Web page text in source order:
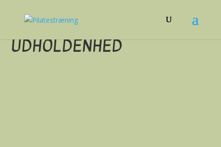
UDHOLDENHED